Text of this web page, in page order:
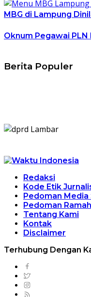
MBG di Lampung
Oknum Pegawai
Berita Populer
Redaksi
Kode Etik
Pedoman Media
Pedoman
Tentang Kami
Kontak
Disclaimer
Terhubung Dengan